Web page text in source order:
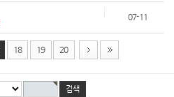
07-11
18 19 20